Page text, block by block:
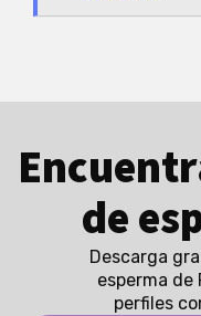
de
Descarga
esperma
perfiles